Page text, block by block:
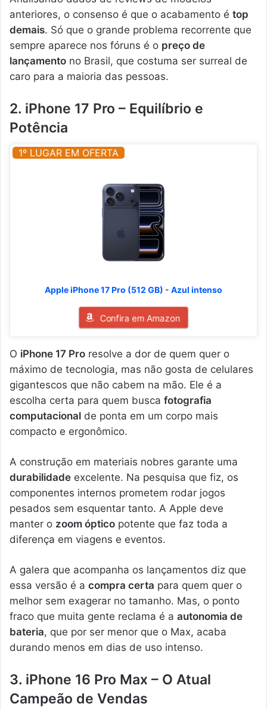
anteriores, o consenso é que o acabamento é top
demais. Só que o grande problema recorrente que
sempre aparece nos fóruns é o preço de
lançamento no Brasil, que costuma ser surreal de
caro para a maioria das pessoas.
2. iPhone 17 Pro – Equilíbrio e
Potência
1º LUGAR EM OFERTA
Apple iPhone 17 Pro (512 GB) - Azul intenso
Confira em Amazon
O iPhone 17 Pro resolve a dor de quem quer o
máximo de tecnologia, mas não gosta de celulares
gigantescos que não cabem na mão. Ele é a
escolha certa para quem busca fotografia
computacional de ponta em um corpo mais
compacto e ergonômico.
A construção em materiais nobres garante uma
durabilidade excelente. Na pesquisa que fiz, os
componentes internos prometem rodar jogos
pesados sem esquentar tanto. A Apple deve
manter o zoom óptico potente que faz toda a
diferença em viagens e eventos.
A galera que acompanha os lançamentos diz que
essa versão é a compra certa para quem quer o
melhor sem exagerar no tamanho. Mas, o ponto
fraco que muita gente reclama é a autonomia de
bateria, que por ser menor que o Max, acaba
durando menos em dias de uso intenso.
3. iPhone 16 Pro Max – O Atual
Campeão de Vendas